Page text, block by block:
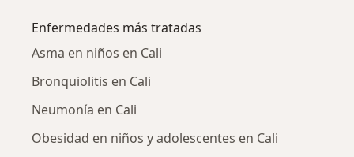
Enfermedades más tratadas
Asma en niños en Cali
Bronquiolitis en Cali
Neumonía en Cali
Obesidad en niños y adolescentes en Cali